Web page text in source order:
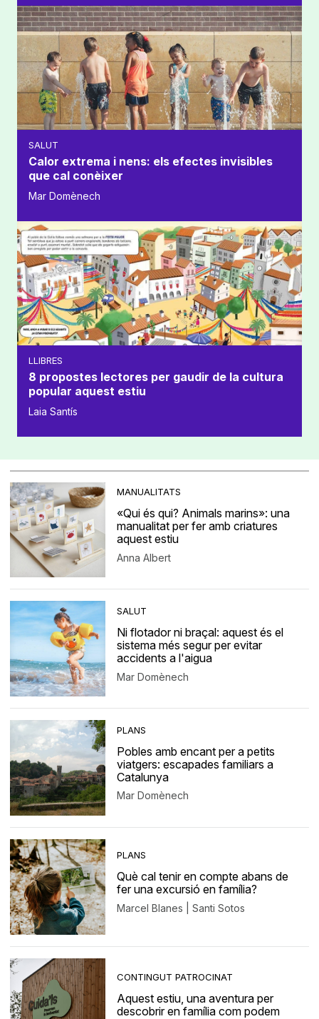
SALUT
Calor extrema i nens: els efectes invisibles
que cal conèixer
Mar Domènech
LLIBRES
8 propostes lectores per gaudir de la cultura
popular aquest estiu
Laia Santís
MANUALITATS
«Qui és qui? Animals marins»: una
manualitat per fer amb criatures
aquest estiu
Anna Albert
SALUT
Ni flotador ni braçal: aquest és el
sistema més segur per evitar
accidents a l'aigua
Mar Domènech
PLANS
Pobles amb encant per a petits
viatgers: escapades familiars a
Catalunya
Mar Domènech
PLANS
Què cal tenir en compte abans de
fer una excursió en família?
Marcel Blanes | Santi Sotos
CONTINGUT PATROCINAT
Aquest estiu, una aventura per
descobrir en família com podem